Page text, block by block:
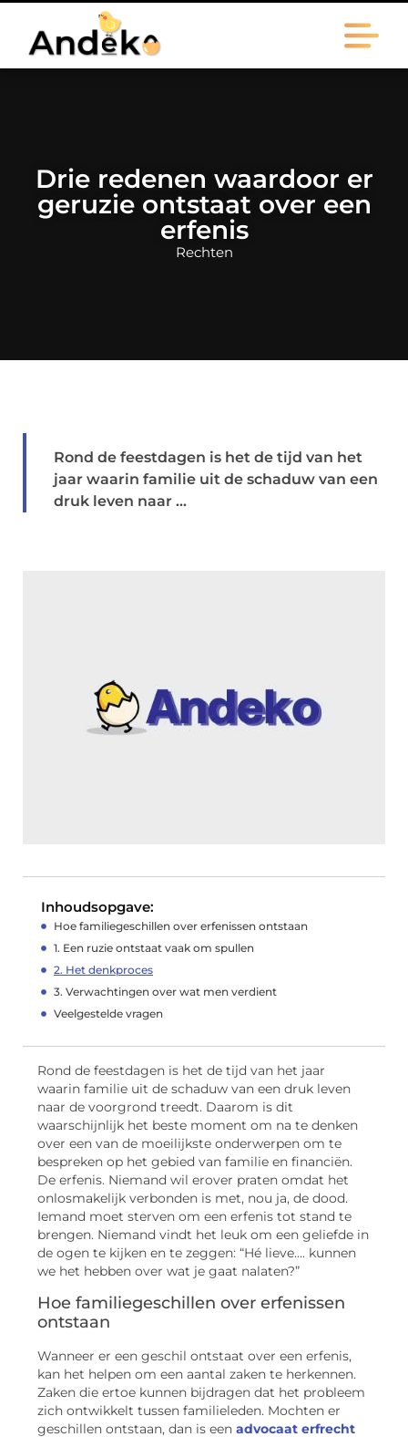
Drie redenen waardoor er
geruzie ontstaat over een
erfenis
Rechten
Rond de feestdagen is het de tijd van het
jaar waarin familie uit de schaduw van een
druk leven naar ...
Inhoudsopgave:
Hoe familiegeschillen over erfenissen ontstaan
1. Een ruzie ontstaat vaak om spullen
2. Het denkproces
3. Verwachtingen over wat men verdient
Veelgestelde vragen
Rond de feestdagen is het de tijd van het jaar
waarin familie uit de schaduw van een druk leven
naar de voorgrond treedt. Daarom is dit
waarschijnlijk het beste moment om na te denken
over een van de moeilijkste onderwerpen om te
bespreken op het gebied van familie en financiën.
De erfenis. Niemand wil erover praten omdat het
onlosmakelijk verbonden is met, nou ja, de dood.
Iemand moet sterven om een erfenis tot stand te
brengen. Niemand vindt het leuk om een geliefde in
de ogen te kijken en te zeggen: “Hé lieve…. kunnen
we het hebben over wat je gaat nalaten?”
Hoe familiegeschillen over erfenissen
ontstaan
Wanneer er een geschil ontstaat over een erfenis,
kan het helpen om een aantal zaken te herkennen.
Zaken die ertoe kunnen bijdragen dat het probleem
zich ontwikkelt tussen familieleden. Mochten er
geschillen ontstaan, dan is een advocaat erfrecht